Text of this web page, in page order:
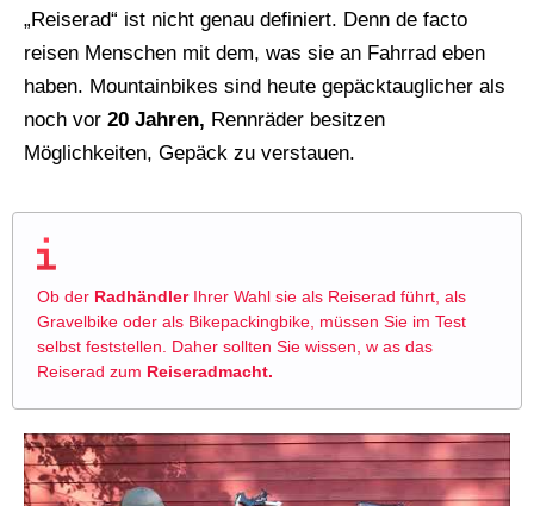
„Reiserad“ ist nicht genau definiert. Denn de facto
reisen Menschen mit dem, was sie an Fahrrad eben
haben. Mountainbikes sind heute gepäcktauglicher als
noch vor 20 Jahren, Rennräder besitzen
Möglichkeiten, Gepäck zu verstauen.
Ob der RadhändlerIhrer Wahl sie als Reiserad führt, als
Gravelbike oder als Bikepackingbike, müssen Sie im Test
selbst feststellen. Daher sollten Sie wissen, w as das
Reiserad zum Reiseradmacht.